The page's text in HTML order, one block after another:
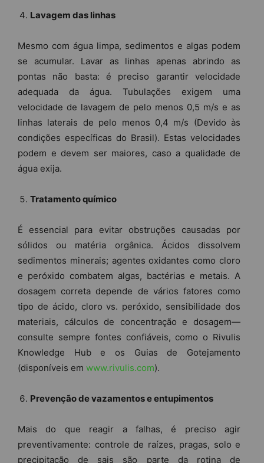
Lavagem das linhas
Mesmo com água limpa, sedimentos e algas podem
se acumular. Lavar as linhas apenas abrindo as
pontas não basta: é preciso garantir velocidade
adequada da água. Tubulações exigem uma
velocidade de lavagem de pelo menos 0,5 m/s e as
linhas laterais de pelo menos 0,4 m/s (Devido às
condições específicas do Brasil). Estas velocidades
podem e devem ser maiores, caso a qualidade de
água exija.
Tratamento químico
É essencial para evitar obstruções causadas por
sólidos ou matéria orgânica. Ácidos dissolvem
sedimentos minerais; agentes oxidantes como cloro
e peróxido combatem algas, bactérias e metais. A
dosagem correta depende de vários fatores como
tipo de ácido, cloro vs. peróxido, sensibilidade dos
materiais, cálculos de concentração e dosagem—
consulte sempre fontes confiáveis, como o Rivulis
Knowledge Hub e os Guias de Gotejamento
(disponíveis em www.rivulis.com).
Prevenção de vazamentos e entupimentos
Mais do que reagir a falhas, é preciso agir
preventivamente: controle de raízes, pragas, solo e
precipitação de sais são parte da rotina de